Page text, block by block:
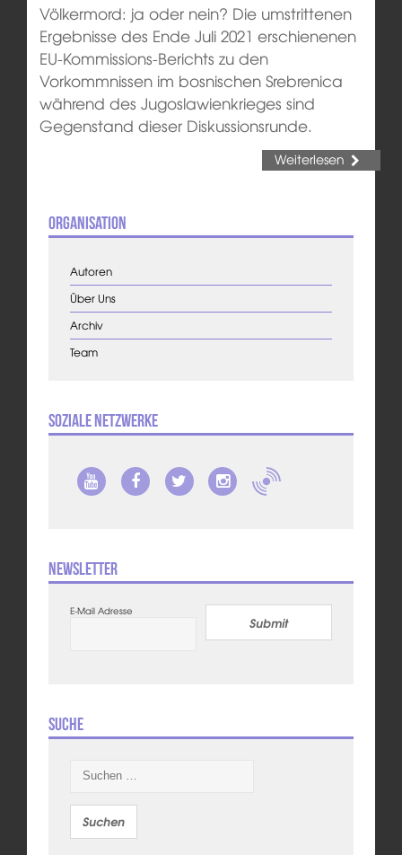
Völkermord: ja oder nein? Die umstrittenen
Ergebnisse des Ende Juli 2021 erschienenen
EU-Kommissions-Berichts zu den
Vorkommnissen im bosnischen Srebrenica
während des Jugoslawienkrieges sind
Gegenstand dieser Diskussionsrunde.
Weiterlesen
Organisation
Autoren
Über Uns
Archiv
Team
Soziale Netzwerke
Newsletter
E-Mail Adresse
Submit
Suche
nach: